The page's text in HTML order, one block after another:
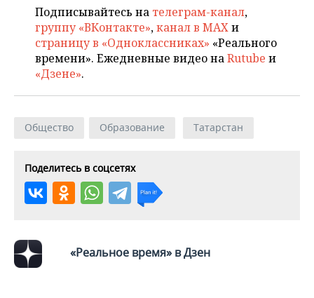
Подписывайтесь на телеграм-канал,
группу «ВКонтакте»,канал в MAXи
страницу в «Одноклассниках» «Реального
времени». Ежедневные видео наRutube и
«Дзене».
Общество Образование Татарстан
Поделитесь в соцсетях
«Реальное время» в Дзен